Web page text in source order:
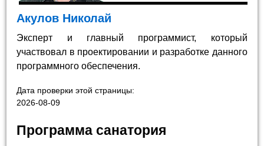
Акулов Николай
Эксперт и главный программист, который
участвовал в проектировании и разработке данного
программного обеспечения.
Дата проверки этой страницы:
2026-08-09
Программа санатория